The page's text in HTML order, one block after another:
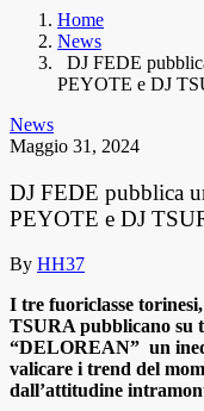
Home
News
DJ FEDE
PEYOTE e DJ
News
Maggio 31, 2024
DJ FEDE pubblica
PEYOTE e DJ
By HH37
I tre fuoriclasse
TSURA pubblicano su
“DELOREAN” un
valicare i trend del
dall’attitudine